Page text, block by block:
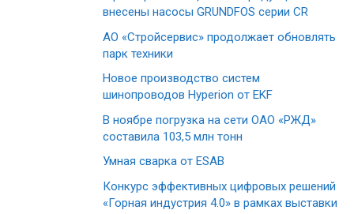
внесены насосы GRUNDFOS серии CR
АО «Стройсервис» продолжает обновлять
парк техники
Новое производство систем
шинопроводов Hyperion от EKF
В ноябре погрузка на сети ОАО «РЖД»
составила 103,5 млн тонн
Умная сварка от ESAB
Конкурс эффективных цифровых решений
«Горная индустрия 4.0» в рамках выставки